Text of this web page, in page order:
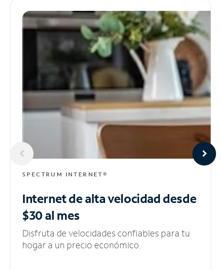
SPECTRUM INTERNET®
Internet de alta velocidaddesde
$30 al mes
Disfruta de velocidades confiables para tu
hogar a un precio económico.